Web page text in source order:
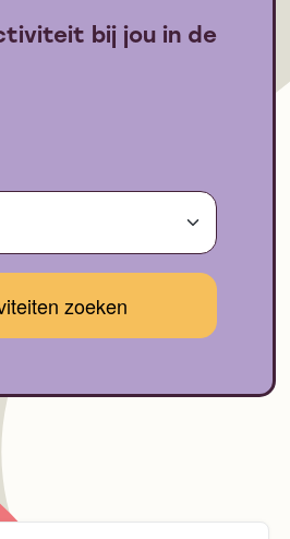
bij jou in de